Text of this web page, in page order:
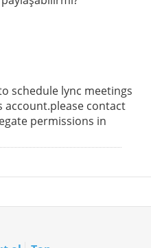
schedule lync meetings
contact
permissions in